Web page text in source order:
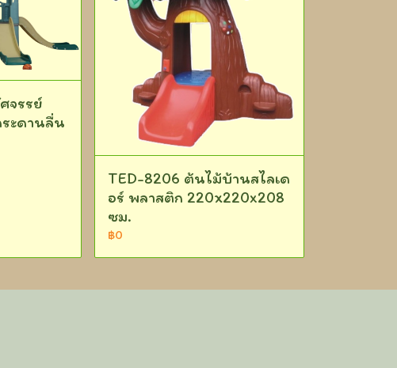
จรรย์
ะดานลื่น
TED-8206 ต้นไม้บ้านสไลเด
อร์ พลาสติก 220x220x208
ซม.
฿0